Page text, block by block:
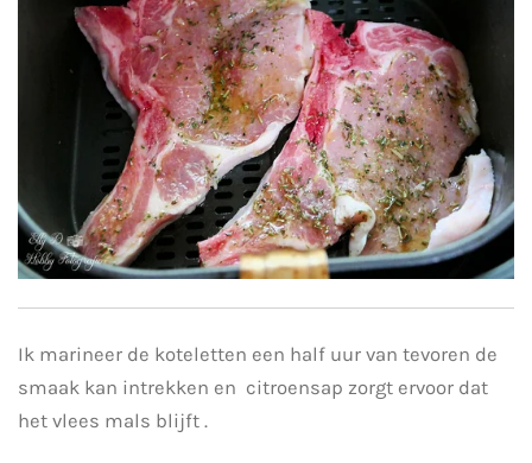
Ik marineer de koteletten een half uur van tevoren de
smaak kan intrekken en citroensap zorgt ervoor dat
het vlees mals blijft .